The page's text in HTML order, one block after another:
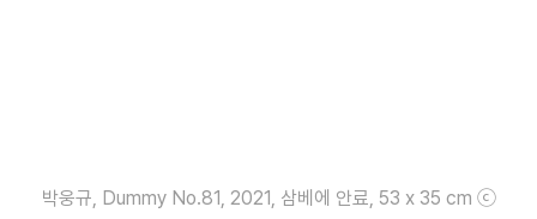
박웅규, Dummy No.81, 2021, 삼베에 안료, 53 x 35 cm ⓒ